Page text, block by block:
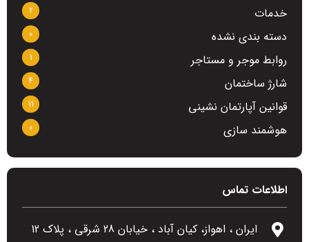
خدمات 2
دسته بندی نشده 0
روابط موجر و مستاجر 1
شارژ ساختمان 4
قوانین آپارتمان نشینی 11
هوشمند سازی 0
اطلاعات تماس
ایران ، اهواز، کیان آباد ، خیابان 28 شرقی ، پلاک 12